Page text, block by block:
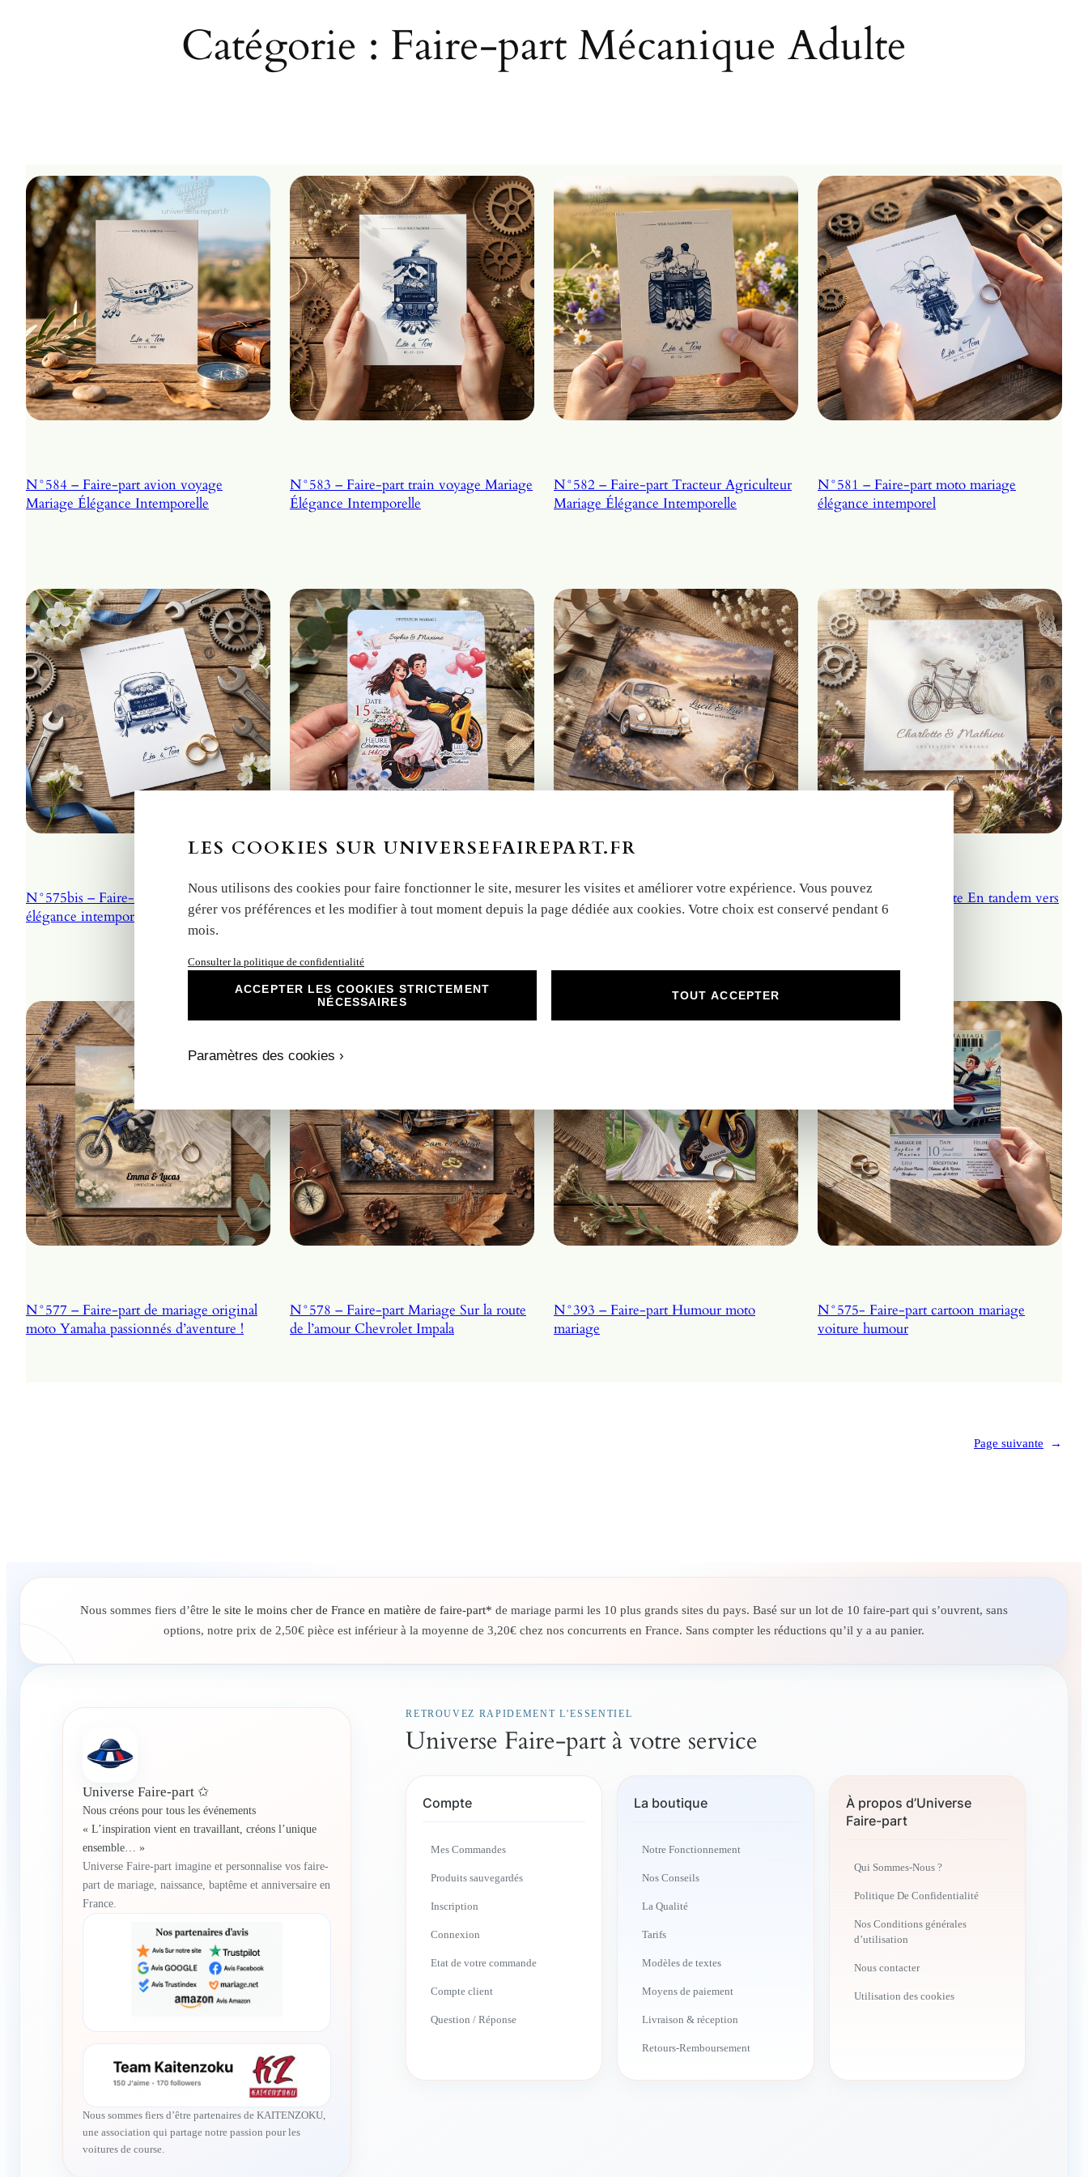
Catégorie : Faire-part Mécanique Adulte
N°584 – Faire-part avion voyage
Mariage Élégance Intemporelle
N°583 – Faire-part train voyage Mariage
Élégance Intemporelle
N°582 – Faire-part Tracteur Agriculteur
Mariage Élégance Intemporelle
N°581 – Faire-part moto mariage
élégance intemporel
N°575bis – Faire-part mariage voiture
élégance intemporel
N°393bis- Faire-part cartoon mariage
moto humour 1 face
N°578bis – Faire-part Vive les mariés
avec la Coccinelle mariage
N°579 – Faire-part carte En tandem vers
le bonheur mariage
N°577 – Faire-part de mariage original
moto Yamaha passionnés d’aventure !
N°578 – Faire-part Mariage Sur la route
de l’amour Chevrolet Impala
N°393 – Faire-part Humour moto
mariage
N°575- Faire-part cartoon mariage
voiture humour
Page suivante →
Nous sommes fiers d’être le site le moins cher de France en matière de faire-part* de mariage parmi les 10 plus grands sites du pays. Basé sur un lot de 10 faire-part qui s’ouvrent, sans
options, notre prix de 2,50€ pièce est inférieur à la moyenne de 3,20€ chez nos concurrents en France. Sans compter les réductions qu’il y a au panier.
Universe Faire-part ✩
Nous créons pour tous les événements
« L’inspiration vient en travaillant, créons l’unique
ensemble… »
Universe Faire-part imagine et personnalise vos faire-
part de mariage, naissance, baptême et anniversaire en
France.
Nous sommes fiers d’être partenaires de KAITENZOKU,
une association qui partage notre passion pour les
voitures de course.
RETROUVEZ RAPIDEMENT L’ESSENTIEL
Universe Faire-part à votre service
Compte
Mes Commandes
Produits sauvegardés
Inscription
Connexion
Etat de votre commande
Compte client
Question / Réponse
La boutique
Notre Fonctionnement
Nos Conseils
La Qualité
Tarifs
Modèles de textes
Moyens de paiement
Livraison & réception
Retours-Remboursement
À propos d’Universe
Faire-part
Qui Sommes-Nous ?
Politique De Confidentialité
Nos Conditions générales
d’utilisation
Nous contacter
Utilisation des cookies
LES COOKIES SUR UNIVERSEFAIREPART.FR
Nous utilisons des cookies pour faire fonctionner le site, mesurer les visites et améliorer votre expérience. Vous pouvez
gérer vos préférences et les modifier à tout moment depuis la page dédiée aux cookies. Votre choix est conservé pendant 6
mois.
Consulter la politique de confidentialité
ACCEPTER LES COOKIES STRICTEMENT
NÉCESSAIRES
Paramètres des cookies ›
TOUT ACCEPTER